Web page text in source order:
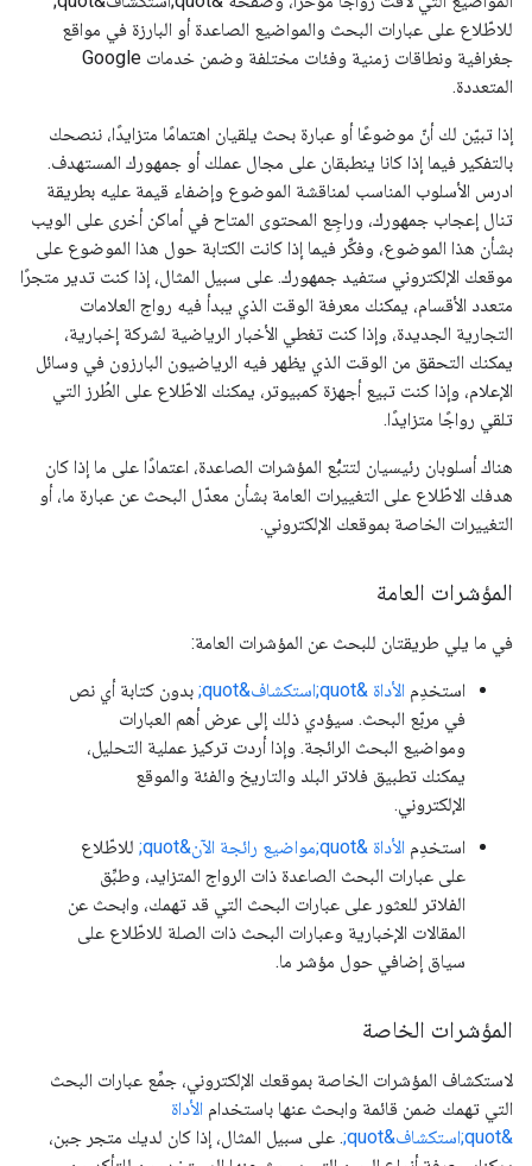
للاطّلاع على عبارات البحث والمواضيع الصاعدة أو البارزة في مواقع
جغرافية ونطاقات زمنية وفئات مختلفة وضمن خدمات Google
المتعددة.
إذا تبيّن لك أنّ موضوعًا أو عبارة بحث يلقيان اهتمامًا متزايدًا، ننصحك
بالتفكير فيما إذا كانا ينطبقان على مجال عملك أو جمهورك المستهدف.
ادرس الأسلوب المناسب لمناقشة الموضوع وإضفاء قيمة عليه بطريقة
تنال إعجاب جمهورك، وراجِع المحتوى المتاح في أماكن أخرى على الويب
بشأن هذا الموضوع، وفكِّر فيما إذا كانت الكتابة حول هذا الموضوع على
موقعك الإلكتروني ستفيد جمهورك. على سبيل المثال، إذا كنت تدير متجرًا
متعدد الأقسام، يمكنك معرفة الوقت الذي يبدأ فيه رواج العلامات
التجارية الجديدة، وإذا كنت تغطي الأخبار الرياضية لشركة إخبارية،
يمكنك التحقق من الوقت الذي يظهر فيه الرياضيون البارزون في وسائل
الإعلام، وإذا كنت تبيع أجهزة كمبيوتر، يمكنك الاطّلاع على الطُرز التي
تلقي رواجًا متزايدًا.
هناك أسلوبان رئيسيان لتتبُّع المؤشرات الصاعدة، اعتمادًا على ما إذا كان
هدفك الاطّلاع على التغييرات العامة بشأن معدّل البحث عن عبارة ما، أو
التغييرات الخاصة بموقعك الإلكتروني.
المؤشرات العامة
في ما يلي طريقتان للبحث عن المؤشرات العامة:
استخدِم الأداة &quot;استكشاف&quot;
بدون كتابة أي نص
في مربّع البحث. سيؤدي ذلك إلى عرض أهم العبارات
ومواضيع البحث الرائجة. وإذا أردت تركيز عملية التحليل،
يمكنك تطبيق فلاتر البلد والتاريخ والفئة والموقع
الإلكتروني.
استخدِم الأداة &quot;مواضيع رائجة الآن&quot;
للاطّلاع
على عبارات البحث الصاعدة ذات الرواج المتزايد، وطبِّق
الفلاتر للعثور على عبارات البحث التي قد تهمك، وابحث عن
المقالات الإخبارية وعبارات البحث ذات الصلة للاطّلاع على
سياق إضافي حول مؤشر ما.
المؤشرات الخاصة
لاستكشاف المؤشرات الخاصة بموقعك الإلكتروني، جمِّع عبارات البحث
التي تهمك ضمن قائمة وابحث عنها باستخدام الأداة
&quot;استكشاف&quot;
. على سبيل المثال، إذا كان لديك متجر جبن،